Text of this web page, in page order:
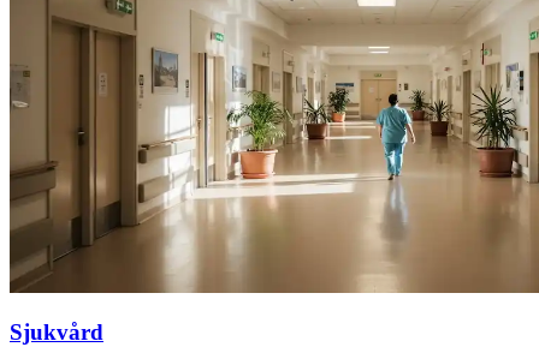
Sjukvård